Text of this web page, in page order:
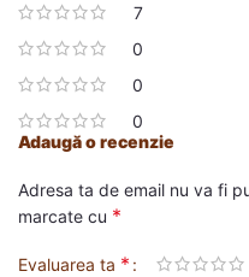
7
0
0
0
Adaugă o recenzie
Adresa ta de email nu va fi
marcate cu *
Evaluarea ta *